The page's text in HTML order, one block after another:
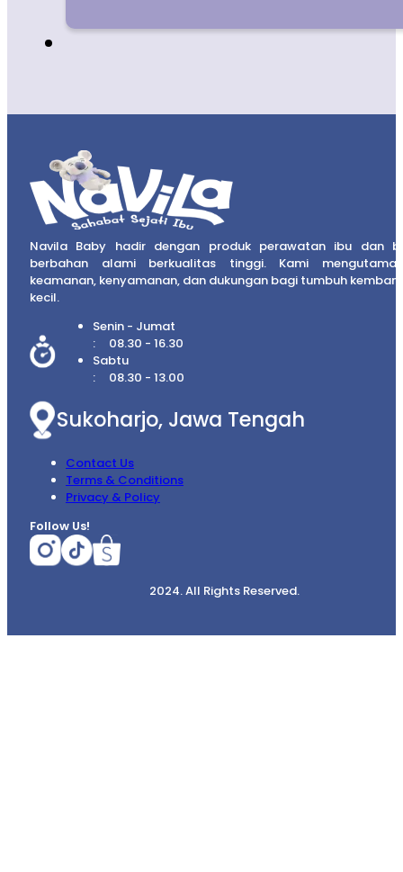
Navila Baby hadir dengan produk perawatan ibu dan
berbahan alami berkualitas tinggi. Kami
keamanan, kenyamanan, dan dukungan bagi tumbuh
kecil.
Senin - Jumat
08.30 - 16.30
Sabtu
08.30 - 13.00
Sukoharjo, Jawa Tengah
Contact Us
Terms & Conditions
Privacy & Policy
Follow Us!
2024. All Rights Reserved.